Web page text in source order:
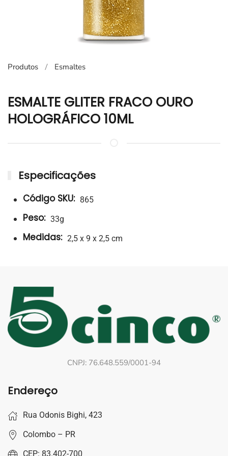
Produtos Esmaltes
ESMALTE GLITER FRACO OURO
HOLOGRÁFICO 10ML
Especificações
Código SKU: 865
Peso: 33g
Medidas: 2,5 x 9 x 2,5 cm
CNPJ: 76.648.559/0001-94
Endereço
Rua Odonis Bighi, 423
Colombo – PR
CEP: 83.402-700